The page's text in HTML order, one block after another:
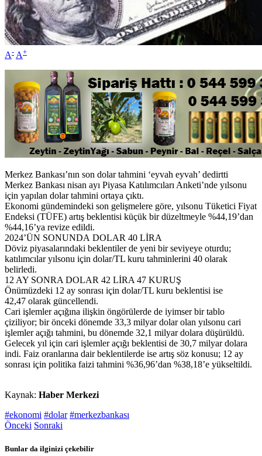
A- A+
Merkez Bankası’nın son dolar tahmini ‘eyvah eyvah’ dedirtti
Merkez Bankası nisan ayı Piyasa Katılımcıları Anketi’nde yılsonu
için yapılan dolar tahmini ortaya çıktı.
Ekonomi gündemindeki son gelişmelere göre, yılsonu Tüketici Fiyat
Endeksi (TÜFE) artış beklentisi küçük bir düzeltmeyle %44,19’dan
%44,16’ya revize edildi.
2024’ÜN SONUNDA DOLAR 40 LİRA
Döviz piyasalarındaki beklentiler de yeni bir seviyeye oturdu;
katılımcılar yılsonu için dolar/TL kuru tahminlerini 40 olarak
belirledi.
12 AY SONRA DOLAR 42 LİRA 47 KURUŞ
Önümüzdeki 12 ay sonrası için dolar/TL kuru beklentisi ise
42,47 olarak güncellendi.
Cari işlemler açığına ilişkin öngörülerde de iyimser bir tablo
çiziliyor; bir önceki dönemde 33,3 milyar dolar olan yılsonu cari
işlemler açığı tahmini, bu dönemde 32,1 milyar dolara düşürüldü.
Gelecek yıl için cari işlemler açığı beklentisi de 30,7 milyar dolara
indi. Faiz oranlarına dair beklentilerde ise artış söz konusu; 12 ay
sonrası için politika faizi tahmini %36,96’dan %38,18’e yükseltildi.
Kaynak: Haber Merkezi
#ekonomi #dolar #merkezbankası
Önceki Sonraki
Bunlar da ilginizi çekebilir